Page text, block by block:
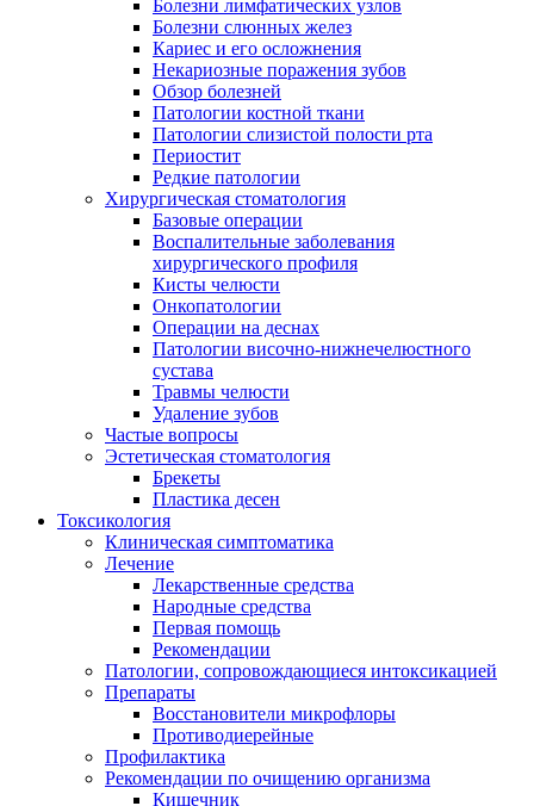
Болезни лимфатических узлов
Болезни слюнных желез
Кариес и его осложнения
Некариозные поражения зубов
Обзор болезней
Патологии костной ткани
Патологии слизистой полости рта
Периостит
Редкие патологии
Хирургическая стоматология
Базовые операции
Воспалительные заболевания
хирургического профиля
Кисты челюсти
Онкопатологии
Операции на деснах
Патологии височно-нижнечелюстного
сустава
Травмы челюсти
Удаление зубов
Частые вопросы
Эстетическая стоматология
Брекеты
Пластика десен
Токсикология
Клиническая симптоматика
Лечение
Лекарственные средства
Народные средства
Первая помощь
Рекомендации
Патологии, сопровождающиеся интоксикацией
Препараты
Восстановители микрофлоры
Противодиерейные
Профилактика
Рекомендации по очищению организма
Кишечник